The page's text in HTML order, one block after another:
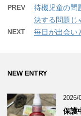
PREV
待機児童の問
決する問題じ
NEXT 毎日が出会い
NEW ENTRY
2026/
保護